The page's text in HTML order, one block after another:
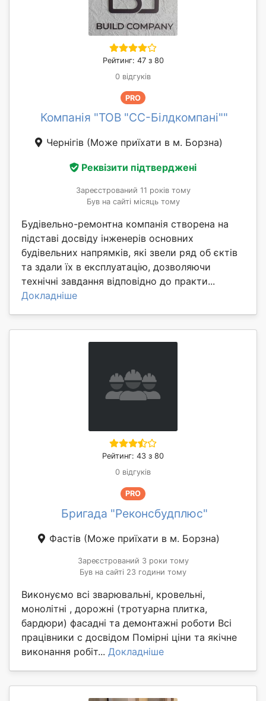
Рейтинг: 47 з 80
0 відгуків
PRO
Компанія "ТОВ "СС-Білдкомпані""
Чернігів (Може приїхати в м. Борзна)
Реквізити підтверджені
Зареєстрований 11 років тому
Був на сайті місяць тому
Будівельно-ремонтна компанія створена на
підставі досвіду інженерів основних
будівельних напрямків, які звели ряд об єктів
та здали їх в експлуатацію, дозволяючи
технічні завдання відповідно до практи...
Докладніше
Рейтинг: 43 з 80
0 відгуків
PRO
Бригада "Реконсбудплюс"
Фастів (Може приїхати в м. Борзна)
Зареєстрований 3 роки тому
Був на сайті 23 години тому
Виконуємо всі зварювальні, кровельні,
монолітні , дорожні (тротуарна плитка,
бардюри) фасадні та демонтажні роботи Всі
працівники с досвідом Помірні ціни та якічне
виконання робіт... Докладніше